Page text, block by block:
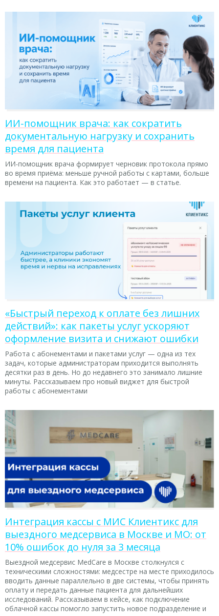
ИИ-помощник врача: как сократить
документальную нагрузку и сохранить
время для пациента
ИИ-помощник врача формирует черновик протокола прямо
во время приёма: меньше ручной работы с картами, больше
времени на пациента. Как это работает — в статье.
«Быстрый переход к оплате без лишних
действий»: как пакеты услуг ускоряют
оформление визита и снижают ошибки
Работа с абонементами и пакетами услуг — одна из тех
задач, которые администраторам приходится выполнять
десятки раз в день. Но до недавнего это занимало лишние
минуты. Рассказываем про новый виджет для быстрой
работы с абонементами
Интеграция кассы с МИС Клиентикс для
выездного медсервиса в Москве и МО: от
10% ошибок до нуля за 3 месяца
Выездной медсервис MedCare в Москве столкнулся с
техническими сложностями: медсестре на месте приходилось
вводить данные параллельно в две системы, чтобы принять
оплату и передать данные пациента для дальнейших
исследований. Рассказываем в кейсе, как подключение
облачной кассы помогло запустить новое подразделение и